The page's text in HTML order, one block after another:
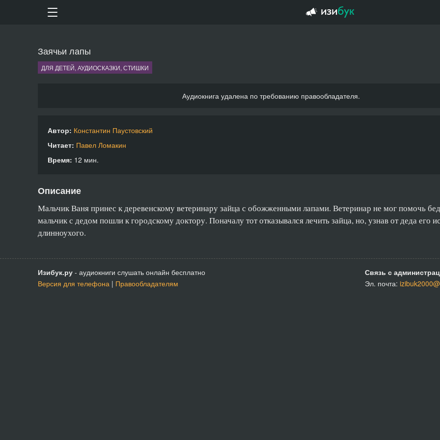
Заячьи лапы
ДЛЯ ДЕТЕЙ, АУДИОСКАЗКИ, СТИШКИ
Аудиокнига удалена по требованию правообладателя.
Автор: Константин Паустовский
Читает: Павел Ломакин
Время: 12 мин.
Описание
Мальчик Ваня принес к деревенскому ветеринару зайца с обожженными лапами. Ветеринар не мог помочь
мальчик с дедом пошли к городскому доктору. Поначалу тот отказывался лечить зайца, но, узнав от деда его
длинноухого.
Изибук.ру - аудиокниги слушать онлайн бесплатно
Версия для телефона | Правообладателям
Связь с
Эл. почта: